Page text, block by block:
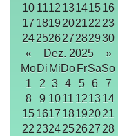
10 1112 13141516
17 1819 202122 23
24252627282930
«
Dez. 2025
»
MoDi MiDo FrSaSo
1
2 3 4 5 6
7
8
9 1011 121314
151617 18192021
22 2324252627 28